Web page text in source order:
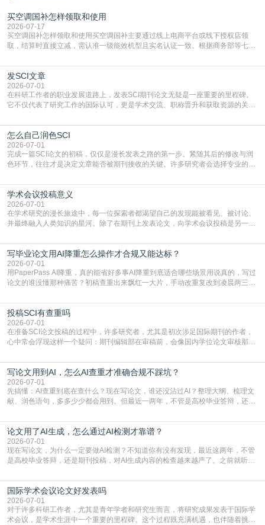
买空调国补怎样领取和使用
2026-07-17
买空调国补怎样领取和使用买空调国补主要通过线上电商平台或线下授权店领
取，结算时直接立减‌，需认准一级能效机型且实名认证一致。根据商务部等七部
能领到补贴首选‌京东APP‌搜索专属口令(如【家电补贴1637】、【国补立省
4949】等，口令会随活动更新，以页面显示为准)进入补贴专场。淘宝/天猫也可
复制粘贴【8$FKFGgJq
发SCI文章
2026-07-01
在科研工作者的职业发展道路上，发表SCI期刊论文无疑是一座重要的里程碑。
它不仅代表了研究工作的国际认可，更是学术交流、职称晋升和获取资源的关键
战与困惑。从选题立意到投稿回应，每一步都需要精心的策略与扎实的工作。本
篇AEIC学术交流中心小编就为大家介绍“发SCI文章”。一、精准定位是成功的第
一步发表SCI文章，首要解决的问题是“投
怎么自己润色SCI
2026-07-01
完成一篇SCI论文的初稿，仅仅是漫长发表之路的第一步。紧随其后的修改与润
色环节，往往才是决定文章能否被期刊接收的关键。许多研究者会选择专业的语
质量，更能在此过程中深化对学术写作的理解。如何系统、高效地打磨自己的论
文，使其在语言和学术表达上更符合国际期刊的要求，是每位研究者值得投入学
习的技能。本篇AEIC学术交流中心小编就为大家介
学术会议投稿意义
2026-07-01
在学术研究的漫长旅途中，每一位探索者都渴望自己的发现能被看见、被讨论、
并最终融入人类知识的星河。除了在期刊上发表论文，向学术会议投稿是另一个
广阔学术天地的大门，连接着个体研究与社会网络。本篇AEIC学术交流中心小编
就为大家介绍“学术会议投稿意义”。一、加速研究成果的传播与反馈学术会议通
常具有周期短、时效性强的特点。相比期刊漫长的
写毕业论文用AI降重怎么操作才合规又能达标？
2026-07-01
用PaperPass AI降重，真的能省好多事AI降重到底适合哪些场景用说真的，写过
论文的谁没懂那种痛苦？初稿查重出来飘红一大片，手动改重复改到凌晨两三
到秃头。这时候靠谱的AI降重真的就是救命稻草，选对工具，半天就能搞定你两
三天都做不完的事。不是所有人都需要用AI降重，但如果你符合下面这些场景，
真的可以试试：初稿写完重复率远超要
投稿SCI有查重吗
2026-07-01
在准备SCI论文投稿的过程中，许多研究者，尤其是初次涉足国际期刊的作者，
心中常会浮现这样一个疑问：期刊编辑部在审稿前，会像国内学位论文审核那
论文的初审通过率。实际上，SCI期刊对重复内容的审查是严谨投稿流程中不可
或缺的一环。本篇AEIC学术交流中心小编就为大家介绍“投稿SCI有查重吗”。
一、查重是标准流程答案是明确的：绝大多数S
写论文用到AI，怎么AI查重才准确合规不踩坑？
2026-07-01
先搞懂：AI查重到底在查什么？现在写论文，谁还没沾过AI？整理大纲、梳理文
献、润色语句，多多少少都会用到。但最近一两年，不管是高校毕业答辩，还是
须加做AI查重。很多人分不清，AI查重和普通查重到底有啥区别？这里说透：普
通查重查的是你的文字和已公开文献的重复比例，防的是抄袭；AI查重查的是你
的内容里，有多少是AI生成的，防的是过
论文用了AI生成，怎么通过AI检测才靠谱？
2026-07-01
现在写论文，为什么一定要做AI检测？不知道你有没有发现，最近这两年，不管
是高校毕业答辩，还是期刊投稿，对AI生成内容的检查越来越严了。之前就听身
要求修改，还差点被判定学术不规范，真的太冤了。现在国内多数高校和核心期
刊，都已经明确出台了相关规定：如果使用AI生成内容辅助写作，必须明确标
注，未标注的AI生成内容会被认定为不符合学
国际学术会议论文好发表吗
2026-07-01
对于许多科研工作者，尤其是青年学者和研究生而言，将研究成果发表于国际学
术会议，是学术生涯中一个重要的里程碑。这个过程既充满机遇，也伴随着挑